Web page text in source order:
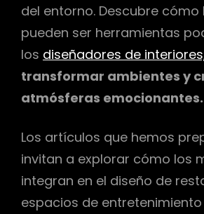
del entorno. Descubre cómo
pueden ser herramientas
los diseñadores de
transformar ambientes y
atmósferas emocionantes.
Los artículos que hemos
invitan a explorar cómo los
integran en el diseño de
espacios de